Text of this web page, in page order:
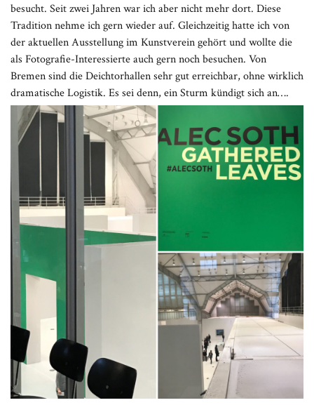
besucht. Seit zwei Jahren war ich aber nicht mehr dort. Diese
Tradition nehme ich gern wieder auf. Gleichzeitig hatte ich von
der aktuellen Ausstellung im Kunstverein gehört und wollte die
als Fotografie-Interessierte auch gern noch besuchen. Von
Bremen sind die Deichtorhallen sehr gut erreichbar, ohne wirklich
dramatische Logistik. Es sei denn, ein Sturm kündigt sich an….